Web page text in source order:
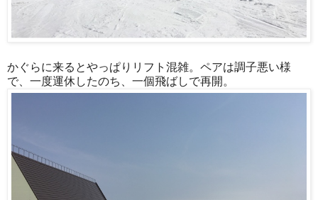
かぐらに来るとやっぱりリフト混雑。ペアは調子悪い様
で、一度運休したのち、一個飛ばしで再開。